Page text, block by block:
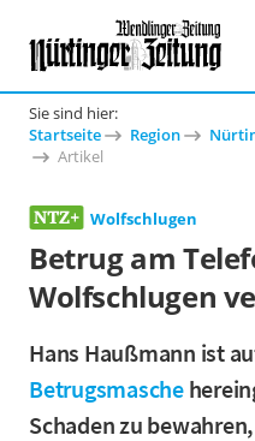
Sie sind hier:
Startseite
Region
Artikel
Wolfschlugen
Betrug am
Wolfschlugen
Hans Haußmann ist
Betrugsmasche
Schaden zu